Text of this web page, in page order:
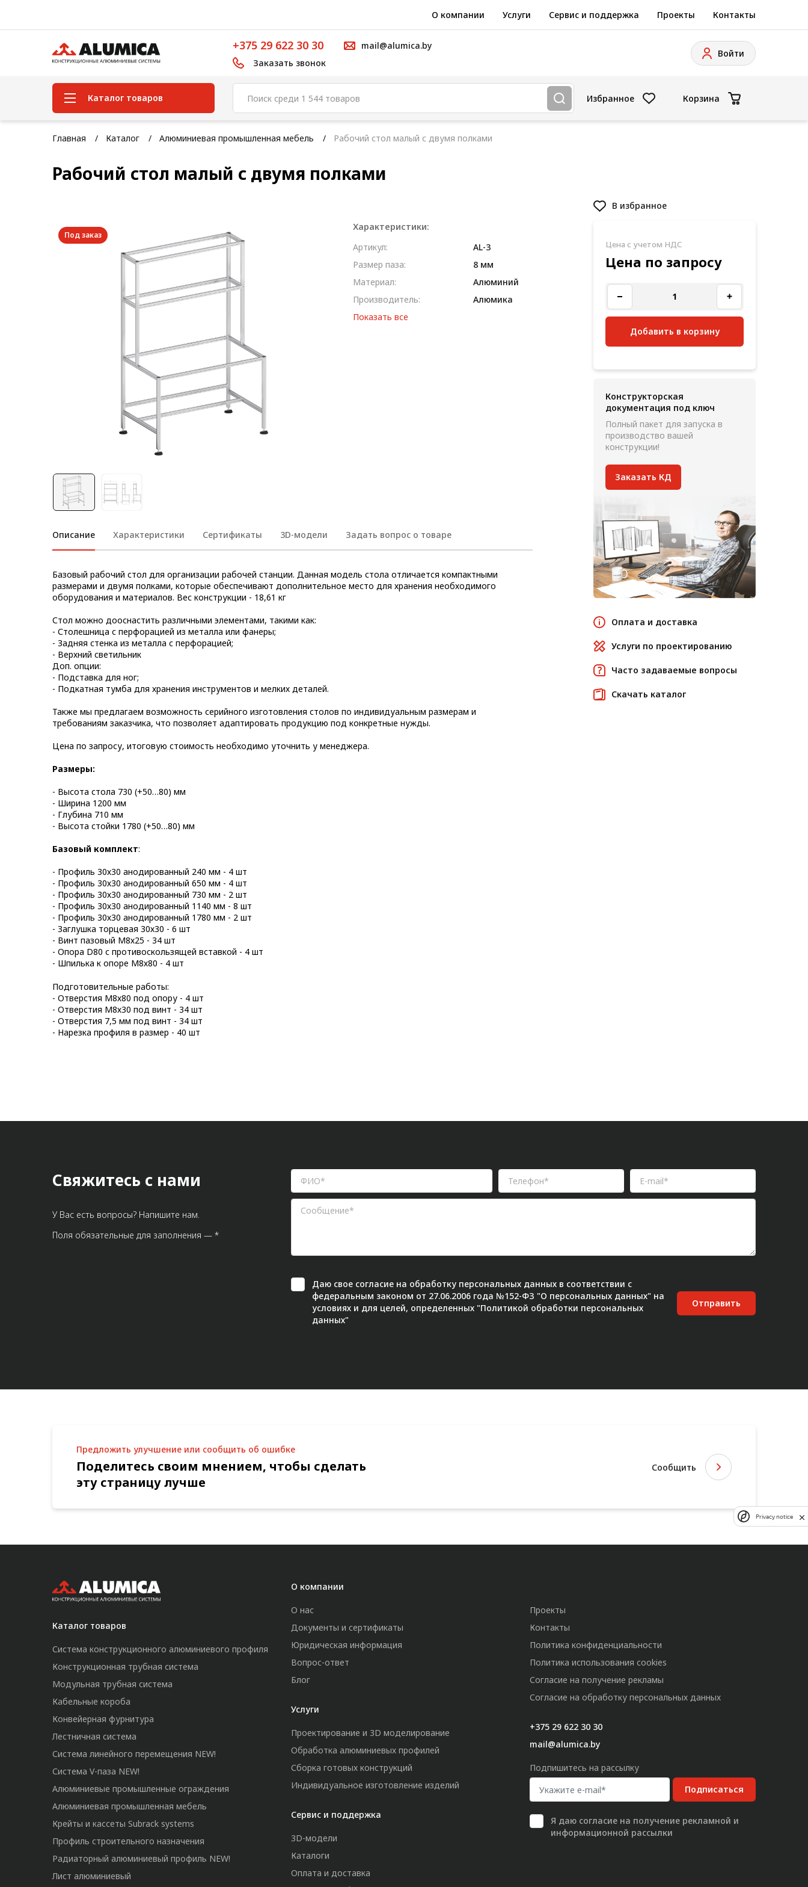
О компании Услуги Сервис и поддержка Проекты Контакты
+375 29 622 30 30
Заказать звонок
mail@alumica.by
Войти
Каталог товаров
Система конструкционного
Конструкционная трубная
система
Кабельные короба
Конвейерная фурнитура
Система линейного
перемещения NEW!
Алюминиевые промышленные
Алюминиевая промышленная
Крейты и кассеты Subrack
назначения
Радиаторный алюминиевый
профиль NEW!
Лист алюминиевый
Конструкции из профиля
Услуги дополнительной
Избранное Корзина
Главная Каталог Алюминиевая промышленная мебель Рабочий стол малый с двумя полками
Рабочий стол малый с двумя полками
Под заказ
Описание Характеристики Сертификаты 3D-модели Задать вопрос о товаре
Базовый рабочий стол для организации рабочей станции. Данная модель стола отличается компактными
размерами и двумя полками, которые обеспечивают дополнительное место для хранения необходимого
оборудования и материалов. Вес конструкции - 18,61 кг
Стол можно дооснастить различными элементами, такими как:
- Столешница с перфорацией из металла или фанеры;
- Задняя стенка из металла с перфорацией;
- Верхний светильник
Доп. опции:
- Подставка для ног;
- Подкатная тумба для хранения инструментов и мелких деталей.
Также мы предлагаем возможность серийного изготовления столов по индивидуальным размерам и
требованиям заказчика, что позволяет адаптировать продукцию под конкретные нужды.
Цена по запросу, итоговую стоимость необходимо уточнить у менеджера.
Размеры:
- Высота стола 730 (+50…80) мм
- Ширина 1200 мм
- Глубина 710 мм
- Высота стойки 1780 (+50…80) мм
Базовый комплект:
- Профиль 30х30 анодированный 240 мм - 4 шт
- Профиль 30х30 анодированный 650 мм - 4 шт
- Профиль 30х30 анодированный 730 мм - 2 шт
- Профиль 30х30 анодированный 1140 мм - 8 шт
- Профиль 30х30 анодированный 1780 мм - 2 шт
- Заглушка торцевая 30х30 - 6 шт
- Винт пазовый M8х25 - 34 шт
- Опора D80 с противоскользящей вставкой - 4 шт
- Шпилька к опоре М8х80 - 4 шт
Подготовительные работы:
- Отверстия М8х80 под опору - 4 шт
- Отверстия М8х30 под винт - 34 шт
- Отверстия 7,5 мм под винт - 34 шт
- Нарезка профиля в размер - 40 шт
Характеристики:
Артикул:
AL-3
Размер паза:
8 мм
Материал:
Алюминий
Производитель:
Алюмика
Показать все
В избранное
Цена с учетом НДС
Цена по запросу
Добавить в корзину
Конструкторская
документация под ключ
Полный пакет для запуска в
производство вашей
конструкции!
Заказать КД
Оплата и доставка
Услуги по проектированию
Часто задаваемые вопросы
Скачать каталог
Свяжитесь с нами
У Вас есть вопросы? Напишите нам.
Поля обязательные для заполнения — *
Даю свое согласие на обработку персональных данных в соответствии с
федеральным законом от 27.06.2006 года №152-ФЗ "О персональных данных" на
условиях и для целей, определенных "Политикой обработки персональных
данных"
Отправить
Предложить улучшение или сообщить об ошибке
Поделитесь своим мнением, чтобы сделать
эту страницу лучше
Сообщить
Каталог товаров
Система конструкционного алюминиевого профиля
Конструкционная трубная система
Модульная трубная система
Кабельные короба
Конвейерная фурнитура
Лестничная система
Система линейного перемещения NEW!
Система V-паза NEW!
Алюминиевые промышленные ограждения
Алюминиевая промышленная мебель
Крейты и кассеты Subrack systems
Профиль строительного назначения
Радиаторный алюминиевый профиль NEW!
Лист алюминиевый
О компании
О нас
Документы и сертификаты
Юридическая информация
Вопрос-ответ
Блог
Услуги
Проектирование и 3D моделирование
Обработка алюминиевых профилей
Сборка готовых конструкций
Индивидуальное изготовление изделий
Сервис и поддержка
3D-модели
Каталоги
Оплата и доставка
Проекты
Контакты
Политика конфиденциальности
Политика использования cookies
Согласие на получение рекламы
Согласие на обработку персональных данных
+375 29 622 30 30
mail@alumica.by
Подпишитесь на рассылку
Подписаться
Я даю согласие на получение рекламной и
информационной рассылки
Privacy notice